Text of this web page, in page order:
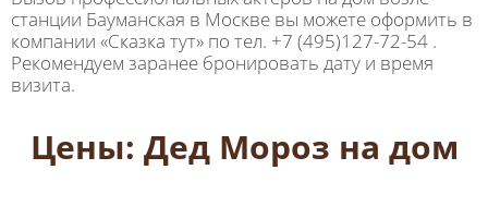
станции Бауманская в Москве вы можете оформить в
компании «Сказка тут» по тел. +7 (495)127-72-54 .
Рекомендуем заранее бронировать дату и время
визита.
Цены: Дед Мороз на дом